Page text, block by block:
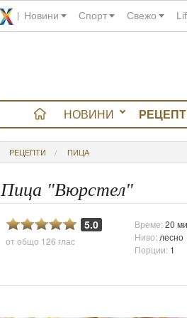
Новини Спорт Свежо
НОВИНИ
РЕЦЕПТИ ПИЦА
Пица "Вюрстел"
5.0
от общо 126 глас
Време:20
Ниво: лесно
Порции: 1